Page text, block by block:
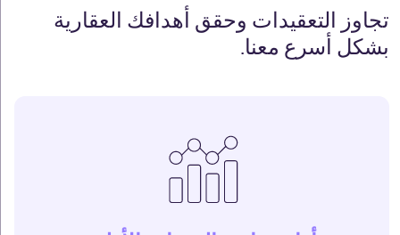
تجاوز التعقيدات وحقق أهدافك العقارية
بشكل أسرع معنا.